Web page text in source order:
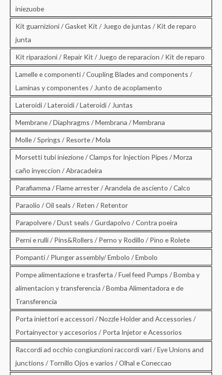
iniezuobe
Kit guarnizioni / Gasket Kit / Juego de juntas / Kit de reparo
junta
Kit riparazioni / Repair Kit / Juego de reparacion / Kit de reparo
Lamelle e componenti / Coupling Blades and components /
Laminas y componentes / Junto de acoplamento
Lateroidi / Lateroidi / Lateroidi / Juntas
Membrane / Diaphragms / Membrana / Membrana
Molle / Springs / Resorte / Mola
Morsetti tubi iniezione / Clamps for Injection Pipes / Morza
caño inyeccion / Abracadeira
Parafiamma / Flame arrester / Arandela de asciento / Calco
Paraolio / Oil seals / Reten / Retentor
Parapolvere / Dust seals / Gurdapolvo / Contra poeira
Perni e rulli / Pins&Rollers / Perno y Rodillo / Pino e Rolete
Pompanti / Plunger assembly/ Embolo / Embolo
Pompe alimentazione e trasferta / Fuel feed Pumps / Bomba y
alimentacion y transferencia / Bomba Alimentadora e de
Transferencia
Porta iniettori e accessori / Nozzle Holder and Accessories /
Portainyector y accesorios / Porta Injetor e Acessorios
Raccordi ad occhio congiunzioni raccordi vari / Eye Unions and
junctions / Tornillo Ojos e varios / Olhal e Coneccao